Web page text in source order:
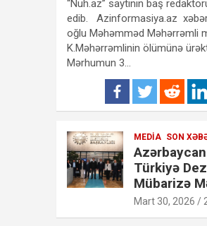
“Nuh.az” saytının baş
edib. Azinformasiya.az
oğlu Məhəmməd Məhərrəmli
K.Məhərrəmlinin ölümünə
Mərhumun 3…
MEDIA SON
Türkiyə
Mübarizə
Mart 30, 2026 /